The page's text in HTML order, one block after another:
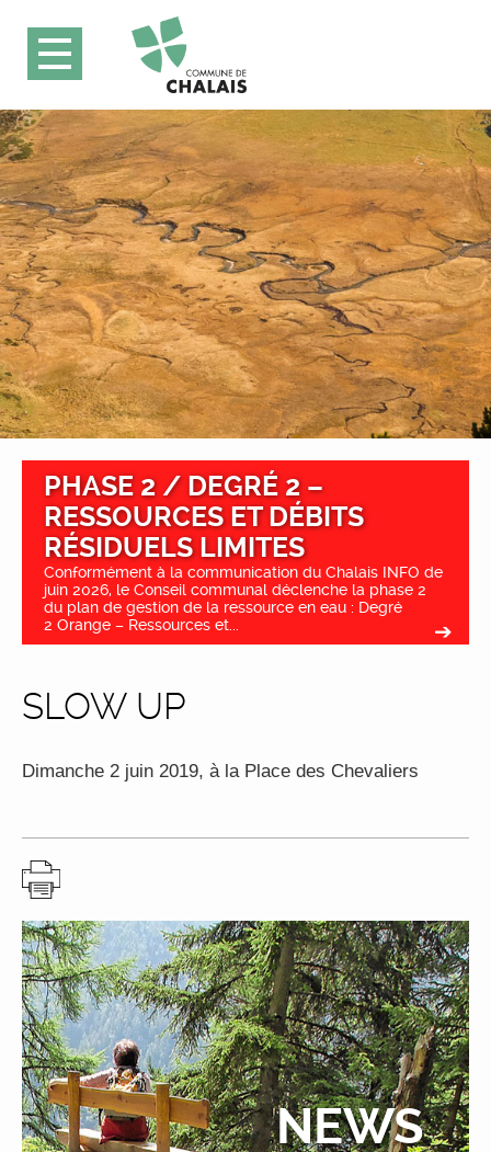
PHASE 2 / DEGRÉ 2 –
RESSOURCES ET DÉBITS
RÉSIDUELS LIMITES
Conformément à la communication du Chalais INFO de
juin 2026, le Conseil communal déclenche la phase 2
du plan de gestion de la ressource en eau : Degré
2 Orange – Ressources et...
SLOW UP
Dimanche 2 juin 2019, à la Place des Chevaliers
NEWS